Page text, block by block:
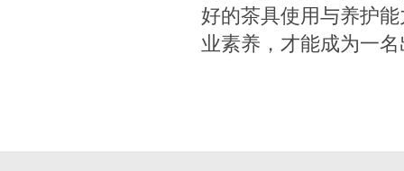
好的茶具使用与养护
业素养，才能成为一